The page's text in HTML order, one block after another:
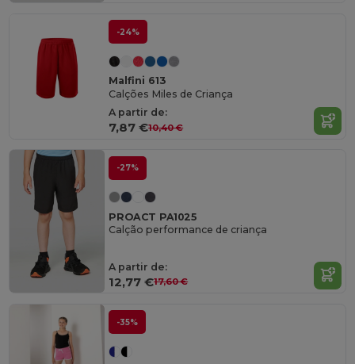
-24%
Malfini 613
Calções Miles de Criança
A partir de:
7,87 €10,40 €
-27%
PROACT PA1025
Calção performance de criança
A partir de:
12,77 €17,60 €
-35%